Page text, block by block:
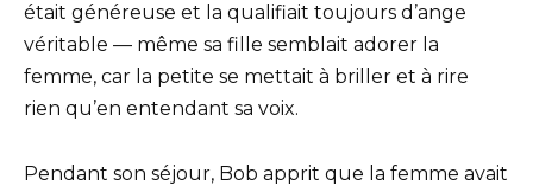
était généreuse et la qualifiait toujours d’ange
véritable — même sa fille semblait adorer la
femme, car la petite se mettait à briller et à rire
rien qu’en entendant sa voix.
Pendant son séjour, Bob apprit que la femme avait